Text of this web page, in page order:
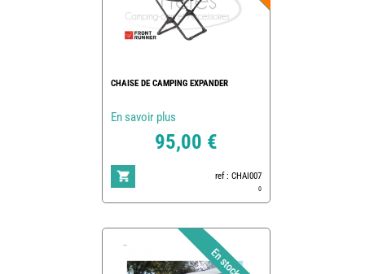
CHAISE DE CAMPING EXPANDER
En savoir plus
95,00 €
ref : CHAI007
0